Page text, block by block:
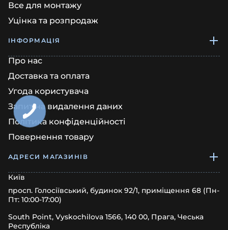
Все для монтажу
Уцінка та розпродаж
ІНФОРМАЦІЯ
Про нас
Доставка та оплата
Угода користувача
Запит на видалення даних
Політика конфіденційності
Повернення товару
АДРЕСИ МАГАЗИНІВ
Київ
просп. Голосіївський, будинок 92/1, приміщення 68 (Пн-
Пт: 10:00-17:00)
South Point, Vyskochilova 1566, 140 00, Прага, Чеська
Республіка